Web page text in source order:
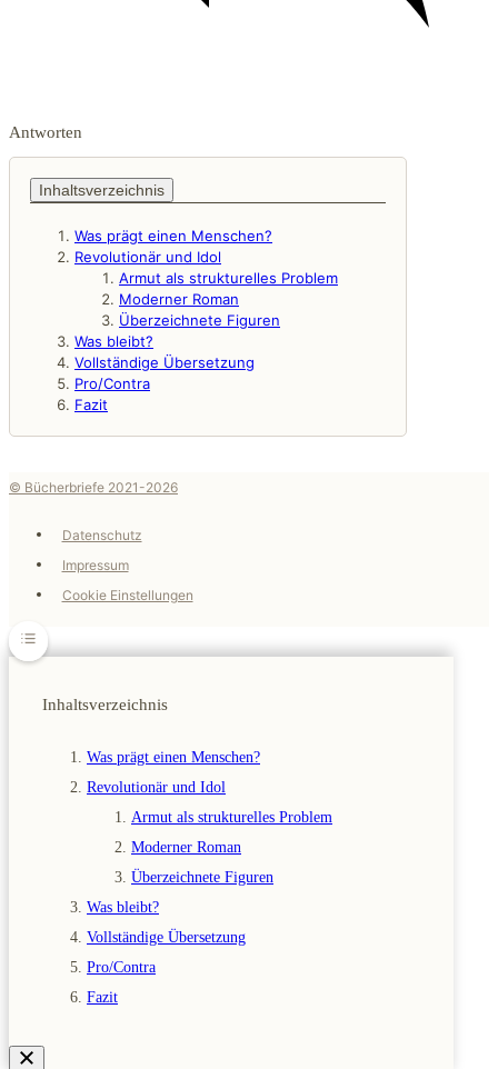
Antworten
Inhaltsverzeichnis
Was prägt einen Menschen?
Revolutionär und Idol
Armut als strukturelles Problem
Moderner Roman
Überzeichnete Figuren
Was bleibt?
Vollständige Übersetzung
Pro/Contra
Fazit
© Bücherbriefe 2021-2026
Datenschutz
Impressum
Cookie Einstellungen
Inhaltsverzeichnis
Was prägt einen Menschen?
Revolutionär und Idol
Armut als strukturelles Problem
Moderner Roman
Überzeichnete Figuren
Was bleibt?
Vollständige Übersetzung
Pro/Contra
Fazit